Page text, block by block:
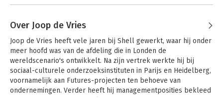
Over Joop de Vries
Joop de Vries heeft vele jaren bij Shell gewerkt, waar hij onder
meer hoofd was van de afdeling die in Londen de
wereldscenario's ontwikkelt. Na zijn vertrek werkte hij bij
sociaal-culturele onderzoeksinstituten in Parijs en Heidelberg,
voornamelijk aan Futures-projecten ten behoeve van
ondernemingen. Verder heeft hij managementposities bekleed